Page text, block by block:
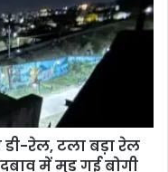
डी-रेल, टला बड़ा रेल
में मुड़ गई बोगी